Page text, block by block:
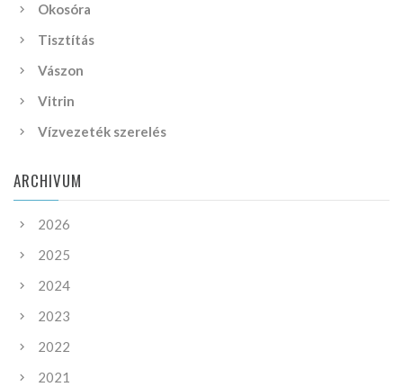
Okosóra
Tisztítás
Vászon
Vitrin
Vízvezeték szerelés
ARCHIVUM
2026
2025
2024
2023
2022
2021